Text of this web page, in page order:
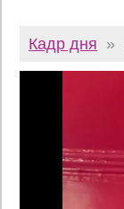
Кадр дня »